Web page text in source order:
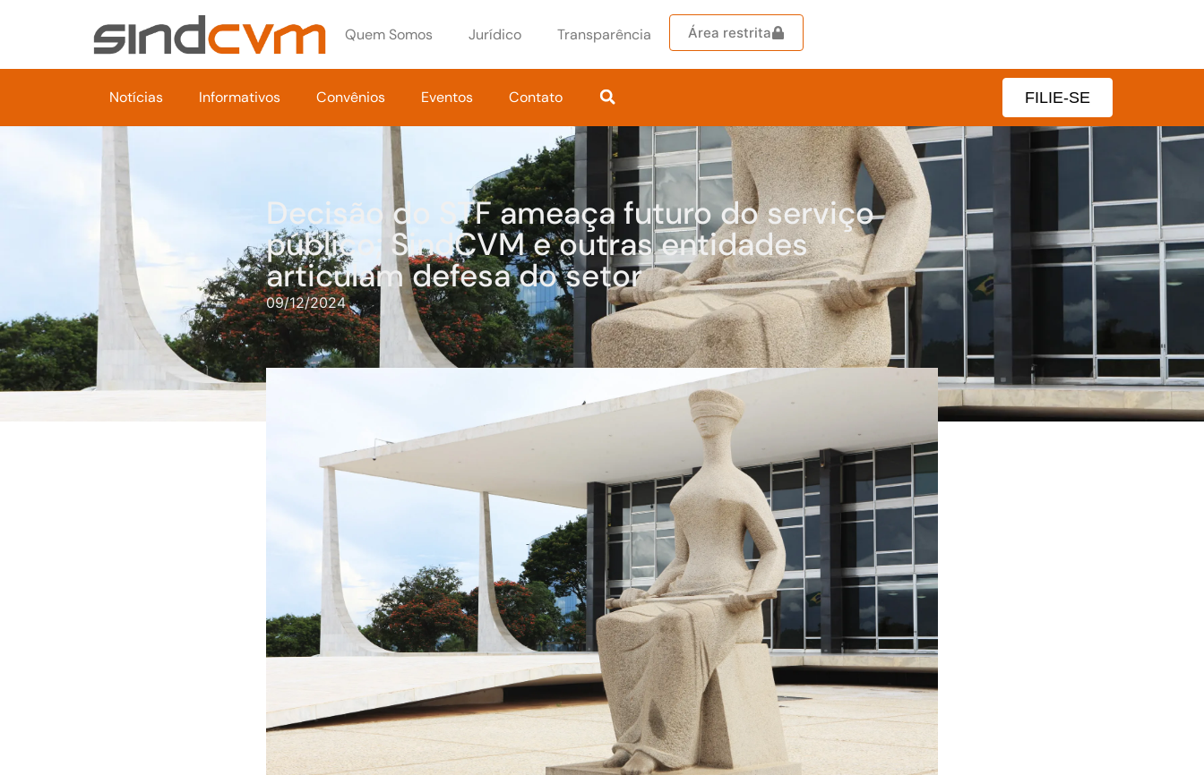
Quem Somos Jurídico Transparência Área restrita
Notícias Informativos Convênios Eventos Contato FILIE-SE
Decisão do STF ameaça futuro do serviço
público; SindCVM e outras entidades
articulam defesa do setor
09/12/2024